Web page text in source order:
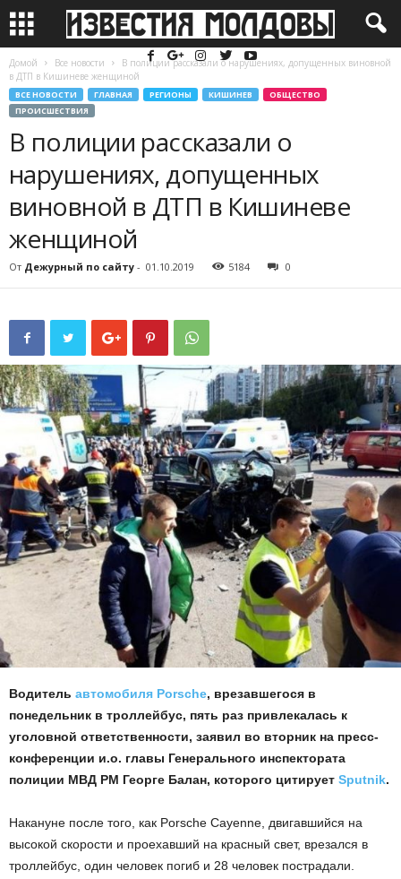
Домой Все новости
В полиции рассказали о нарушениях, допущенных виновной
в ДТП в Кишиневе женщиной
ВСЕ НОВОСТИ ГЛАВНАЯ РЕГИОНЫ КИШИНЕВ
ОБЩЕСТВО
ПРОИСШЕСТВИЯ
В полиции рассказали о
нарушениях, допущенных
виновной в ДТП в Кишиневе
женщиной
От Дежурный по сайту - 01.10.2019 5184 0
Водитель автомобиля Porsche, врезавшегося в
понедельник в троллейбус, пять раз привлекалась к
уголовной ответственности, заявил во вторник на пресс-
конференции и.о. главы Генерального инспектората
полиции МВД РМ Георге Балан, которого цитирует Sputnik.
Накануне после того, как Porsche Cayenne, двигавшийся на
высокой скорости и проехавший на красный свет, врезался в
троллейбус, один человек погиб и 28 человек пострадали.